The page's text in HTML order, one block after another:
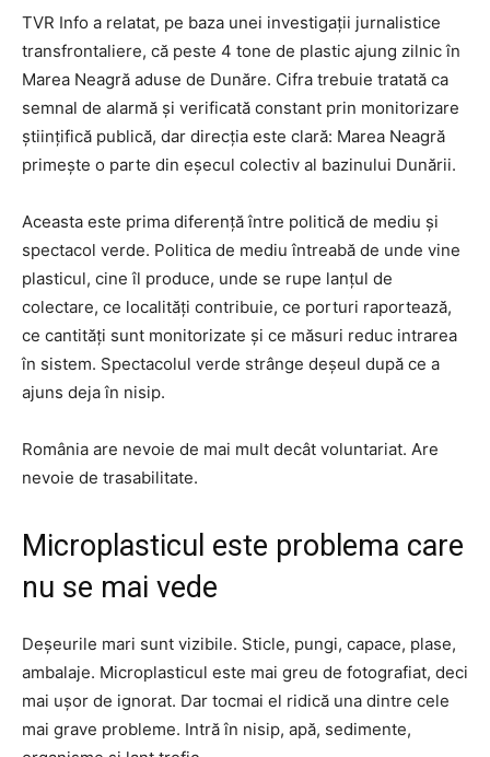
TVR Info a relatat, pe baza unei investigații jurnalistice
transfrontaliere, că peste 4 tone de plastic ajung zilnic în
Marea Neagră aduse de Dunăre. Cifra trebuie tratată ca
semnal de alarmă și verificată constant prin monitorizare
științifică publică, dar direcția este clară: Marea Neagră
primește o parte din eșecul colectiv al bazinului Dunării.
Aceasta este prima diferență între politică de mediu și
spectacol verde. Politica de mediu întreabă de unde vine
plasticul, cine îl produce, unde se rupe lanțul de
colectare, ce localități contribuie, ce porturi raportează,
ce cantități sunt monitorizate și ce măsuri reduc intrarea
în sistem. Spectacolul verde strânge deșeul după ce a
ajuns deja în nisip.
România are nevoie de mai mult decât voluntariat. Are
nevoie de trasabilitate.
Microplasticul este problema care
nu se mai vede
Deșeurile mari sunt vizibile. Sticle, pungi, capace, plase,
ambalaje. Microplasticul este mai greu de fotografiat, deci
mai ușor de ignorat. Dar tocmai el ridică una dintre cele
mai grave probleme. Intră în nisip, apă, sedimente,